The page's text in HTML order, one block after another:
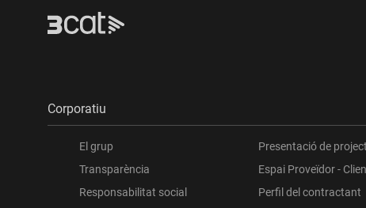
Corporatiu
El grup
Transparència
Responsabilitat social
Presentació de
Espai Proveïdor -
Perfil del contractant